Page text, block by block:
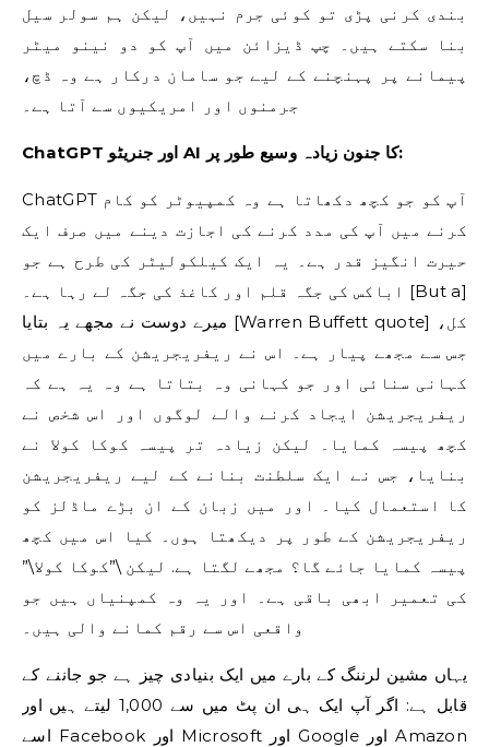
بندی کرنی پڑی تو کوئی جرم نہیں، لیکن ہم سولر سیل
بنا سکتے ہیں۔ چپ ڈیزائن میں آپ کو دو نینو میٹر
پیمانے پر پہنچنے کے لیے جو سامان درکار ہے وہ ڈچ،
جرمنوں اور امریکیوں سے آتا ہے۔
ChatGPT اور جنریٹو AI کا جنون زیادہ وسیع طور پر:
ChatGPT آپ کو جو کچھ دکھاتا ہے وہ کمپیوٹر کو کام
کرنے میں آپ کی مدد کرنے کی اجازت دینے میں صرف ایک
حیرت انگیز قدر ہے۔ یہ ایک کیلکولیٹر کی طرح ہے جو
اباکس کی جگہ قلم اور کاغذ کی جگہ لے رہا ہے۔ [But a]
میرے دوست نے مجھے یہ بتایا [Warren Buffett quote] کل،
جس سے مجھے پیار ہے۔ اس نے ریفریجریشن کے بارے میں
کہانی سنائی اور جو کہانی وہ بتاتا ہے وہ یہ ہے کہ
ریفریجریشن ایجاد کرنے والے لوگوں اور اس شخص نے
کچھ پیسہ کمایا۔ لیکن زیادہ تر پیسہ کوکا کولا نے
بنایا، جس نے ایک سلطنت بنانے کے لیے ریفریجریشن
کا استعمال کیا۔ اور میں زبان کے ان بڑے ماڈلز کو
ریفریجریشن کے طور پر دیکھتا ہوں۔ کیا اس میں کچھ
پیسہ کمایا جائے گا؟ مجھے لگتا ہے. لیکن \”کوکا کولا\”
کی تعمیر ابھی باقی ہے۔ اور یہ وہ کمپنیاں ہیں جو
واقعی اس سے رقم کمانے والی ہیں۔
یہاں مشین لرننگ کے بارے میں ایک بنیادی چیز ہے جو جاننے کے
قابل ہے: اگر آپ ایک ہی ان پٹ میں سے 1,000 لیتے ہیں اور
اسے Facebook اور Microsoft اور Google اور Amazon